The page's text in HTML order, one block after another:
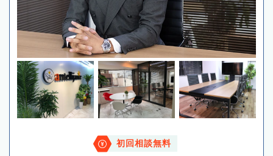
初回相談無料